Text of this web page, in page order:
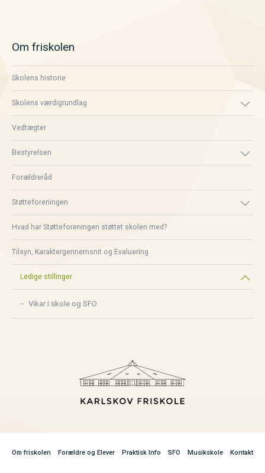
Om friskolen
Skolens historie
Skolens værdigrundlag
Vedtægter
Bestyrelsen
Forældreråd
Støtteforeningen
Hvad har Støtteforeningen støttet skolen med?
Tilsyn, Karaktergennemsnit og Evaluering
Ledige stillinger
Vikar i skole og SFO
Om friskolen Forældre og Elever Praktisk Info SFO Musikskole Kontakt